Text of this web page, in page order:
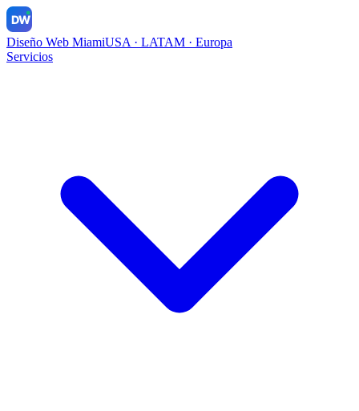
DW
Diseño Web MiamiUSA · LATAM · Europa
Servicios